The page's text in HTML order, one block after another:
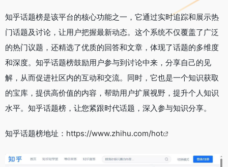
知乎话题榜是该平台的核心功能之一，它通过实时追踪和展示热
门话题及讨论，让用户把握最新动态。这个系统不仅覆盖了广泛
的热门议题，还精选了优质的回答和文章，体现了话题的多维度
和深度。知乎话题榜鼓励用户参与到讨论中来，分享自己的见
解，从而促进社区内的互动和交流。同时，它也是一个知识获取
的宝库，提供高价值的内容，帮助用户扩展视野，提升个人知识
水平。知乎话题榜，让您紧跟时代话题，深入参与知识分享。
知乎话题榜地址： https://www.zhihu.com/hot